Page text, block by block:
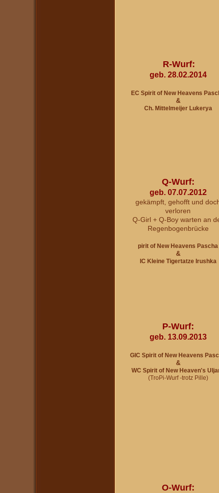
R-Wurf:
geb. 28.02.2014
EC Spirit of New Heavens
&
Ch. Mittelmeijer Lukerya
Q-Wurf:
geb. 07.07.2012
gekämpft, gehofft und
verloren
Q-Girl + Q-Boy warten an
Regenbogenbrücke
pirit of New Heavens Pascha
&
IC Kleine Tigertatze Irushka
P-Wurf:
geb. 13.09.2013
GIC Spirit of New Heavens
&
WC Spirit of New Heaven's Ulja
(TroPi-Wurf -trotz Pille)
O-Wurf: